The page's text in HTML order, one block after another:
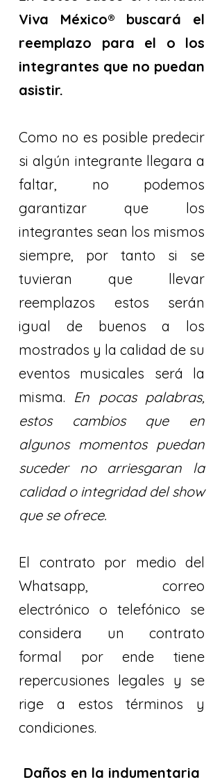
Viva México® buscará el
reemplazo para el o los
integrantes que no puedan
asistir.
Como no es posible predecir
si algún integrante llegara a
faltar, no podemos
garantizar que los
integrantes sean los mismos
siempre, por tanto si se
tuvieran que llevar
reemplazos estos serán
igual de buenos a los
mostrados y la calidad de su
eventos musicales será la
misma. En pocas palabras,
estos cambios que en
algunos momentos puedan
suceder no arriesgaran la
calidad o integridad del show
que se ofrece.
El contrato por medio del
Whatsapp, correo
electrónico o telefónico se
considera un contrato
formal por ende tiene
repercusiones legales y se
rige a estos términos y
condiciones.
Daños en la indumentaria